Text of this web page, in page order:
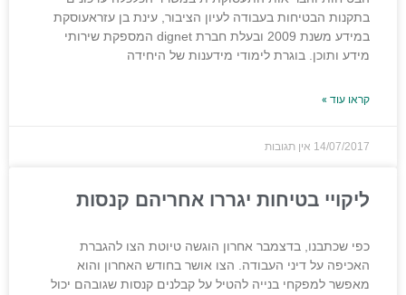
בתקנות הבטיחות בעבודה לעיון הציבור, עינת בן עזראעוסקת
במידע משנת 2009 ובעלת חברת dignet המספקת שירותי
מידע ותוכן. בוגרת לימודי מידענות של היחידה
קראו עוד »
14/07/2017 אין תגובות
ליקויי בטיחות יגררו אחריהם קנסות
כפי שכתבנו, בדצמבר אחרון הוגשה טיוטת הצו להגברת
האכיפה על דיני העבודה. הצו אושר בחודש האחרון והוא
מאפשר למפקחי בנייה להטיל על קבלנים קנסות שגובהם יכול